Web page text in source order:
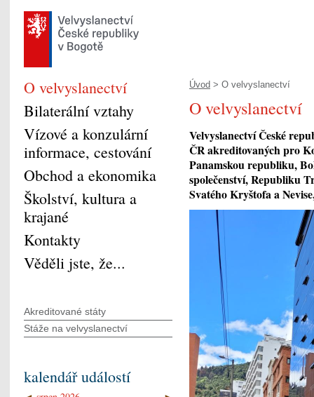
Úvod > O velvyslanectví
O velvyslanectví
Velvyslanectví České
ČR akreditovaných pro
Panamskou republiku,
společenství, Republiku
Svatého Kryštofa a
O velvyslanectví
Bilaterální vztahy
Vízové a konzulární
informace, cestování
Obchod a ekonomika
Školství, kultura a
krajané
Kontakty
Věděli jste, že...
Akreditované státy
Stáže na velvyslanectví
kalendář událostí